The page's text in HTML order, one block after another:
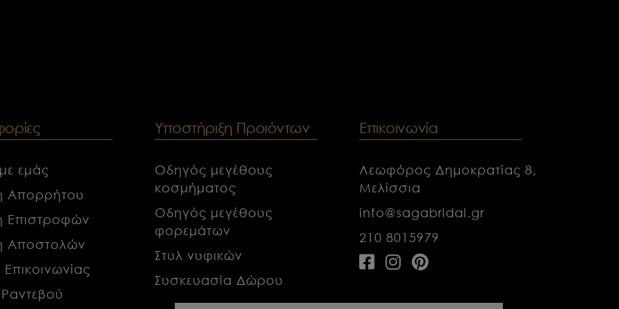
εμάς
Απορρήτου
Επιστροφών
Αποστολών
Επικοινωνίας
Ραντεβού
Υποστήριξη Προιόντων
Οδηγός μεγέθους
κοσμήματος
Οδηγός μεγέθους
φορεμάτων
Στυλ νυφικών
Συσκευασία Δώρου
Επικοινωνία
Λεωφόρος Δημοκρατίας 8,
Μελίσσια
info@sagabridal.gr
210 8015979